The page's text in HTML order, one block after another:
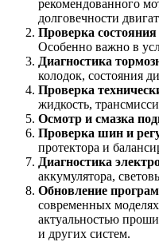
рекомендованного
долговечности
Проверка
Особенно важно в
Диагностика
колодок, состояния
Проверка
жидкость,
Осмотр и смазка
Проверка шин и
протектора и
Диагностика
аккумулятора,
Обновление
современных
актуальностью
и других систем.